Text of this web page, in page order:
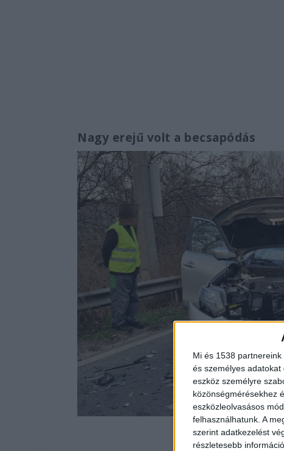
Mi és 1538
és személyes
eszköz személyre
közönségmérésekhez
eszközleolvasásos
felhasználhatunk. A
szerint adatkezelést
részletesebb
Nagy erejű volt a becsapódás